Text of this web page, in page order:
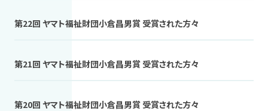
第22回 ヤマト福祉財団小倉昌男賞 受賞された方々
第21回 ヤマト福祉財団小倉昌男賞 受賞された方々
第20回 ヤマト福祉財団小倉昌男賞 受賞された方々